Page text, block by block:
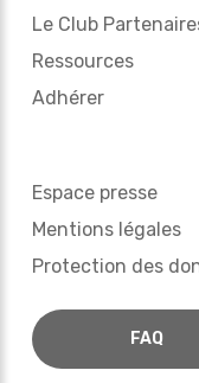
Le Club
Ressources
Adhérer
Espace presse
Mentions légales
Protection des
FAQ